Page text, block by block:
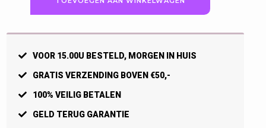
Sweatpant
Heren
aantal
VOOR 15.00U BESTELD, MORGEN IN HUIS
GRATIS VERZENDING BOVEN €50,-
100% VEILIG BETALEN
GELD TERUG GARANTIE